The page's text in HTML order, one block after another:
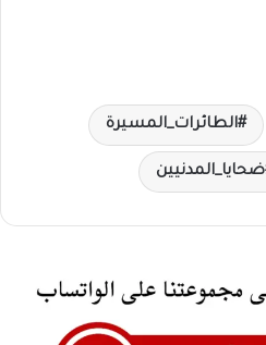
الطائرات_المسيرة
ضحايا_المدنيين